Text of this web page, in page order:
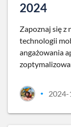
2024
Zapoznaj się
technologii
angażowania
• 2024-